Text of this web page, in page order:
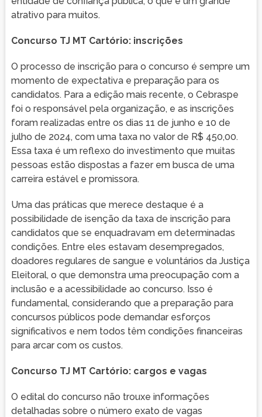
atrativo para muitos.
Concurso TJ MT Cartório: inscrições
O processo de inscrição para o concurso é sempre um
momento de expectativa e preparação para os
candidatos. Para a edição mais recente, o Cebraspe
foi o responsável pela organização, e as inscrições
foram realizadas entre os dias 11 de junho e 10 de
julho de 2024, com uma taxa no valor de R$ 450,00.
Essa taxa é um reflexo do investimento que muitas
pessoas estão dispostas a fazer em busca de uma
carreira estável e promissora.
Uma das práticas que merece destaque é a
possibilidade de isenção da taxa de inscrição para
candidatos que se enquadravam em determinadas
condições. Entre eles estavam desempregados,
doadores regulares de sangue e voluntários da Justiça
Eleitoral, o que demonstra uma preocupação com a
inclusão e a acessibilidade ao concurso. Isso é
fundamental, considerando que a preparação para
concursos públicos pode demandar esforços
significativos e nem todos têm condições financeiras
para arcar com os custos.
Concurso TJ MT Cartório: cargos e vagas
O edital do concurso não trouxe informações
detalhadas sobre o número exato de vagas